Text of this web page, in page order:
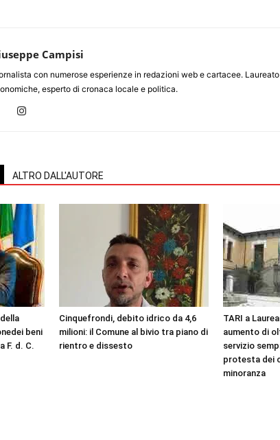
Campisi
con numerose esperienze in redazioni web e cartacee.
esperto di cronaca locale e politica.
ALTRO DALL'AUTORE
beni
F. d. C.
Cinquefrondi, debito idrico da 4,6
milioni: il Comune al bivio tra piano di
rientro e dissesto
TARI a
aumento di
servizio
protesta dei
minoranza